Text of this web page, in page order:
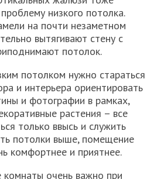
низкого потолка.
на почти незаметном
вытягивают стену с
потолок.
потолком нужно стараться
и интерьера ориентировать
и фотографии в рамках,
растения – все
только ввысь и служить
потолки выше, помещение
комфортнее и приятнее.
очень важно при